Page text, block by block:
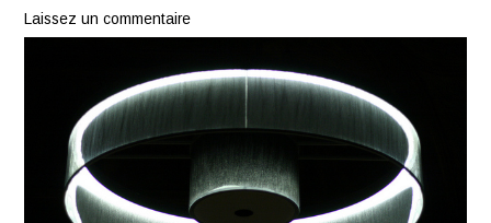
Laissez un commentaire